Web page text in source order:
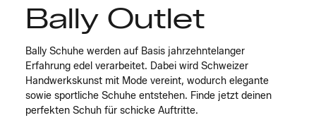
Bally Outlet
Bally Schuhe werden auf Basis jahrzehntelanger
Erfahrung edel verarbeitet. Dabei wird Schweizer
Handwerkskunst mit Mode vereint, wodurch elegante
sowie sportliche Schuhe entstehen. Finde jetzt deinen
perfekten Schuh für schicke Auftritte.